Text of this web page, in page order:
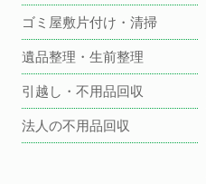
ゴミ屋敷片付け・清掃
遺品整理・生前整理
引越し・不用品回収
法人の不用品回収